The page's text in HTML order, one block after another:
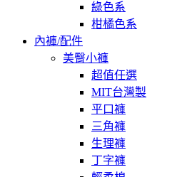
綠色系
柑橘色系
內褲/配件
美臀小褲
超值任選
MIT台灣製
平口褲
三角褲
生理褲
丁字褲